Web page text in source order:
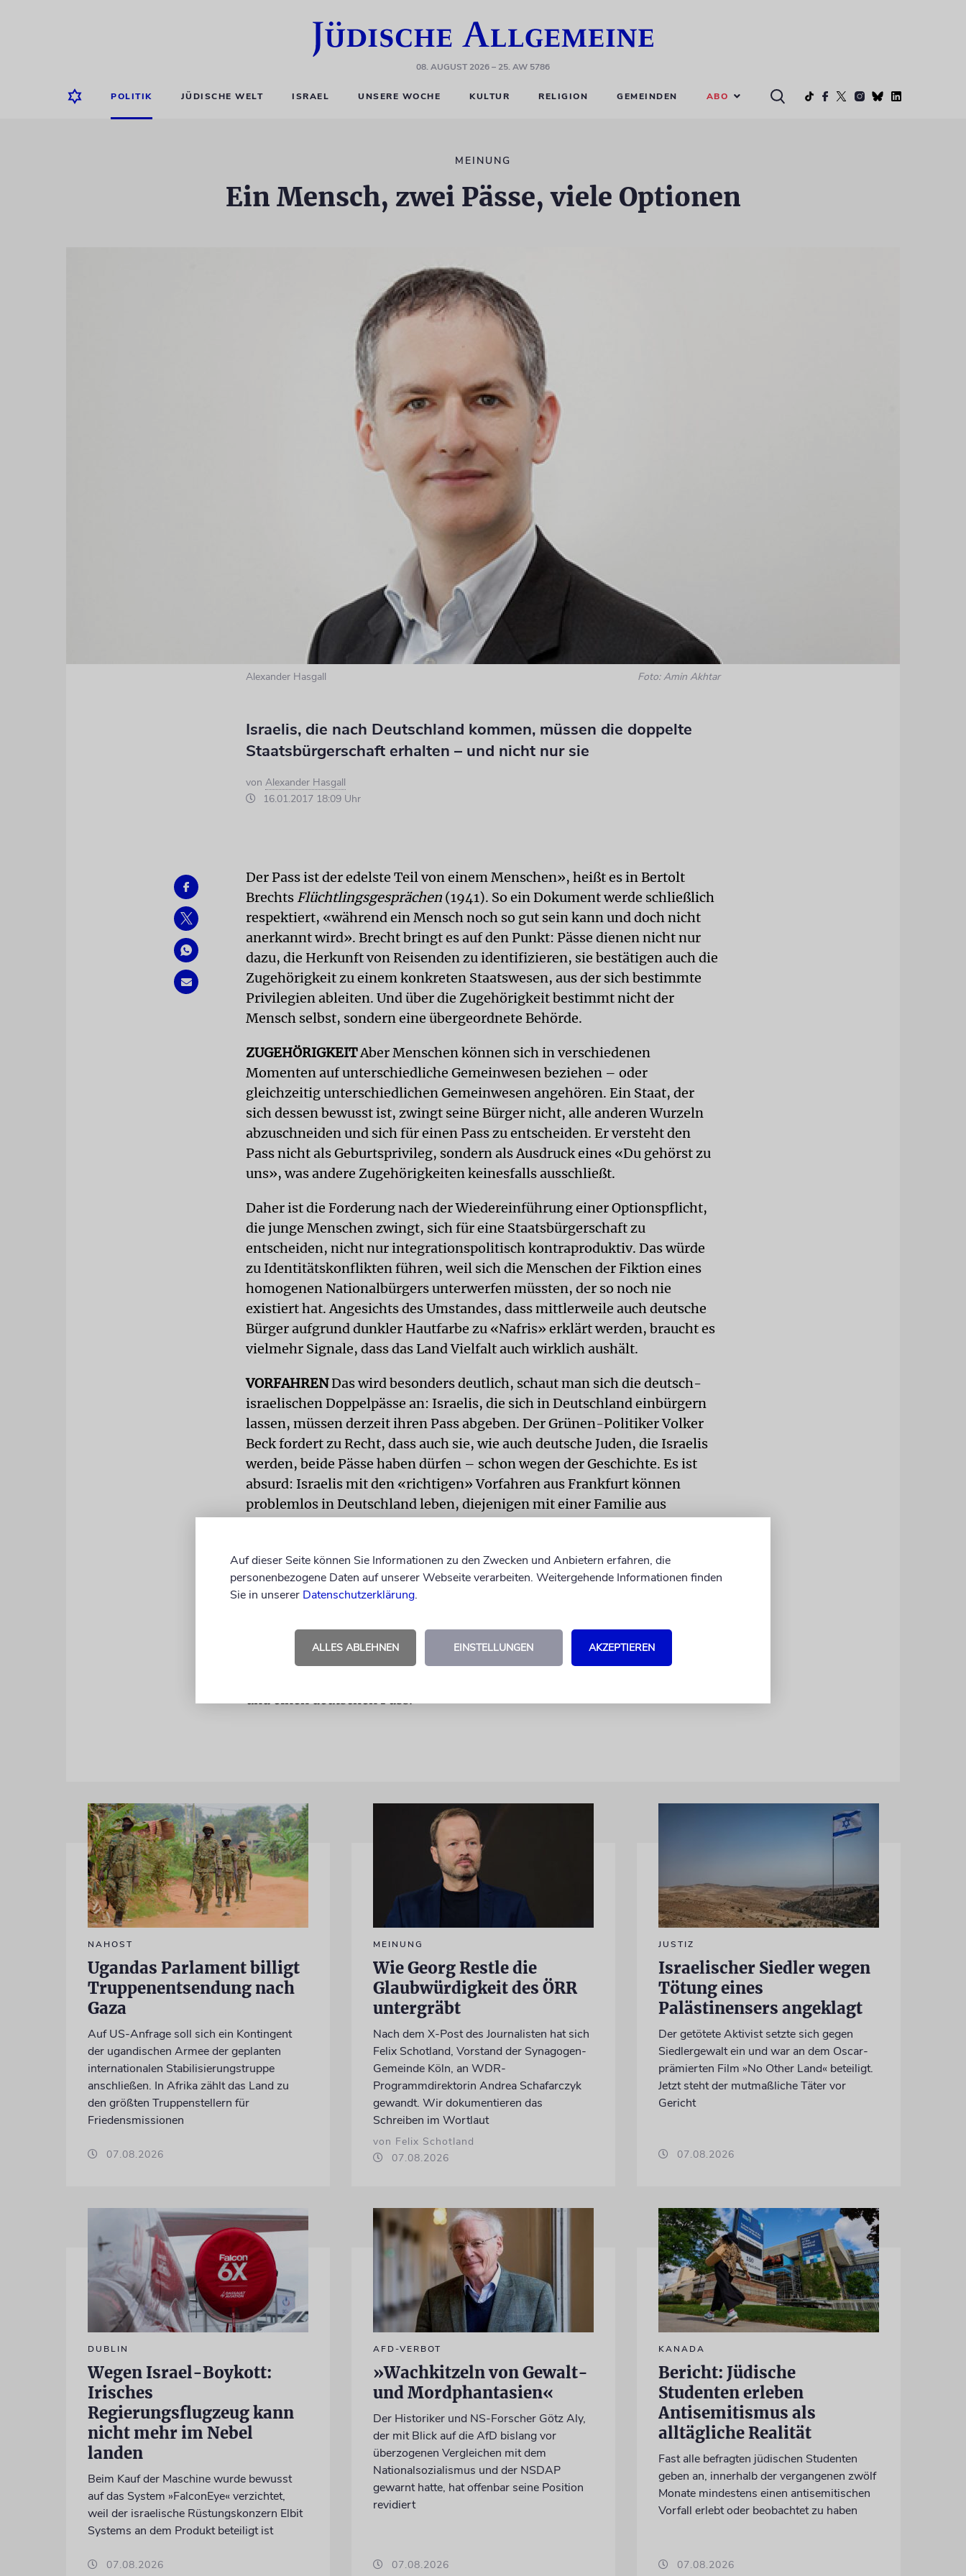
08. AUGUST 2026– 25. AW 5786
POLITIK JÜDISCHE WELT ISRAEL UNSERE WOCHE KULTUR RELIGION GEMEINDEN ABO
MEINUNG
Ein Mensch, zwei Pässe, viele Optionen
Alexander Hasgall Foto: Amin Akhtar
Israelis, die nach Deutschland kommen, müssen die doppelte
Staatsbürgerschaft erhalten – und nicht nur sie
von Alexander Hasgall
16.01.2017 18:09 Uhr
Der Pass ist der edelste Teil von einem Menschen», heißt es in Bertolt
Brechts Flüchtlingsgesprächen (1941). So ein Dokument werde schließlich
respektiert, «während ein Mensch noch so gut sein kann und doch nicht
anerkannt wird». Brecht bringt es auf den Punkt: Pässe dienen nicht nur
dazu, die Herkunft von Reisenden zu identifizieren, sie bestätigen auch die
Zugehörigkeit zu einem konkreten Staatswesen, aus der sich bestimmte
Privilegien ableiten. Und über die Zugehörigkeit bestimmt nicht der
Mensch selbst, sondern eine übergeordnete Behörde.
ZUGEHÖRIGKEITAber Menschen können sich in verschiedenen
Momenten auf unterschiedliche Gemeinwesen beziehen – oder
gleichzeitig unterschiedlichen Gemeinwesen angehören. Ein Staat, der
sich dessen bewusst ist, zwingt seine Bürger nicht, alle anderen Wurzeln
abzuschneiden und sich für einen Pass zu entscheiden. Er versteht den
Pass nicht als Geburtsprivileg, sondern als Ausdruck eines «Du gehörst zu
uns», was andere Zugehörigkeiten keinesfalls ausschließt.
Daher ist die Forderung nach der Wiedereinführung einer Optionspflicht,
die junge Menschen zwingt, sich für eine Staatsbürgerschaft zu
entscheiden, nicht nur integrationspolitisch kontraproduktiv. Das würde
zu Identitätskonflikten führen, weil sich die Menschen der Fiktion eines
homogenen Nationalbürgers unterwerfen müssten, der so noch nie
existiert hat. Angesichts des Umstandes, dass mittlerweile auch deutsche
Bürger aufgrund dunkler Hautfarbe zu «Nafris» erklärt werden, braucht es
vielmehr Signale, dass das Land Vielfalt auch wirklich aushält.
VORFAHRENDas wird besonders deutlich, schaut man sich die deutsch-
israelischen Doppelpässe an: Israelis, die sich in Deutschland einbürgern
lassen, müssen derzeit ihren Pass abgeben. Der Grünen-Politiker Volker
Beck fordert zu Recht, dass auch sie, wie auch deutsche Juden, die Israelis
werden, beide Pässe haben dürfen – schon wegen der Geschichte. Es ist
absurd: Israelis mit den «richtigen» Vorfahren aus Frankfurt können
problemlos in Deutschland leben, diejenigen mit einer Familie aus
Loyalität zu einem Land entsteht nicht dadurch, dass man keinen anderen
Pass hat. Vielmehr ist es notwendig, den Wunsch neuer Bürger zu
aufrecht zu erhalten.
und einen deutschen Pass.
NAHOST
Ugandas Parlament billigt
Truppenentsendung nach
Gaza
Auf US-Anfrage soll sich ein Kontingent
der ugandischen Armee der geplanten
internationalen Stabilisierungstruppe
anschließen. In Afrika zählt das Land zu
den größten Truppenstellern für
Friedensmissionen
07.08.2026
MEINUNG
Wie Georg Restle die
Glaubwürdigkeit des ÖRR
untergräbt
Nach dem X-Post des Journalisten hat sich
Felix Schotland, Vorstand der Synagogen-
Gemeinde Köln, an WDR-
Programmdirektorin Andrea Schafarczyk
gewandt. Wir dokumentieren das
Schreiben im Wortlaut
von Felix Schotland
07.08.2026
JUSTIZ
Israelischer Siedler wegen
Tötung eines
Palästinensers angeklagt
Der getötete Aktivist setzte sich gegen
Siedlergewalt ein und war an dem Oscar-
prämierten Film »No Other Land« beteiligt.
Jetzt steht der mutmaßliche Täter vor
Gericht
07.08.2026
DUBLIN
Wegen Israel-Boykott:
Irisches
Regierungsflugzeug kann
nicht mehr im Nebel
landen
Beim Kauf der Maschine wurde bewusst
auf das System »FalconEye« verzichtet,
weil der israelische Rüstungskonzern Elbit
Systems an dem Produkt beteiligt ist
07.08.2026
AFD-VERBOT
»Wachkitzeln von Gewalt-
und Mordphantasien«
Der Historiker und NS-Forscher Götz Aly,
der mit Blick auf die AfD bislang vor
überzogenen Vergleichen mit dem
Nationalsozialismus und der NSDAP
gewarnt hatte, hat offenbar seine Position
revidiert
07.08.2026
KANADA
Bericht: Jüdische
Studenten erleben
Antisemitismus als
alltägliche Realität
Fast alle befragten jüdischen Studenten
geben an, innerhalb der vergangenen zwölf
Monate mindestens einen antisemitischen
Vorfall erlebt oder beobachtet zu haben
07.08.2026
Auf dieser Seite können Sie Informationen zu den Zwecken und Anbietern erfahren, die
personenbezogene Daten auf unserer Webseite verarbeiten. Weitergehende Informationen finden
Sie in unserer Datenschutzerklärung.
ALLES ABLEHNEN EINSTELLUNGEN AKZEPTIEREN